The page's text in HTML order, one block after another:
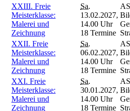
XXIII. Freie
Meisterklasse:
Malerei und
Zeichnung
Sa.
13.02.2027,
14.00 Uhr
18 Termine
XXII. Freie
Meisterklasse:
Malerei und
Zeichnung
Sa.
06.02.2027,
14.00 Uhr
18 Termine
XXI. Freie
Meisterklasse:
Malerei und
Zeichnung
Sa.
30.01.2027,
14.00 Uhr
18 Termine